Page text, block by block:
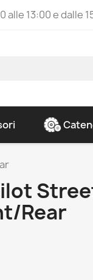
alle 13:00 e dalle
Rear